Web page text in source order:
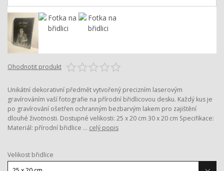
Ohodnotit produkt
Unikátní dekorativní předmět vytvořený precizním laserovým
gravírováním vaší fotografie na přírodní břidlicovou desku. Každý kus je
po gravírování ošetřen ochranným bezbarvým lakem pro zajištění
dlouhé životnosti. Dostupné velikosti: 25 x 20 cm 30 x 20 cm Specifikace:
Materiál: přírodní břidlice ... celý popis
Velikost břidlice